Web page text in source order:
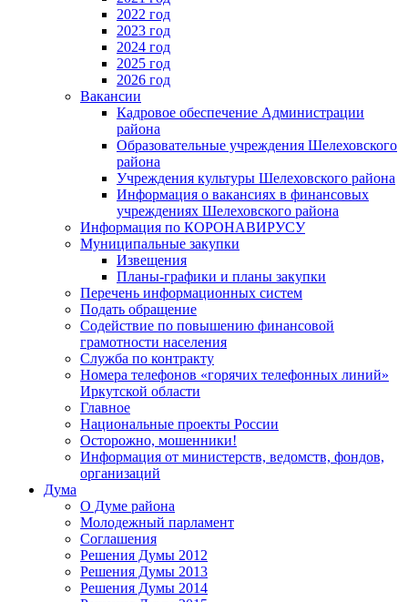
2022 год
2023 год
2024 год
2025 год
2026 год
Вакансии
Кадровое обеспечение Администрации
района
Образовательные учреждения Шелеховского
района
Учреждения культуры Шелеховского района
Информация о вакансиях в финансовых
учреждениях Шелеховского района
Информация по КОРОНАВИРУСУ
Муниципальные закупки
Извещения
Планы-графики и планы закупки
Перечень информационных систем
Подать обращение
Содействие по повышению финансовой
грамотности населения
Служба по контракту
Номера телефонов «горячих телефонных линий»
Иркутской области
Главное
Национальные проекты России
Осторожно, мошенники!
Информация от министерств, ведомств, фондов,
организаций
Дума
О Думе района
Молодежный парламент
Соглашения
Решения Думы 2012
Решения Думы 2013
Решения Думы 2014